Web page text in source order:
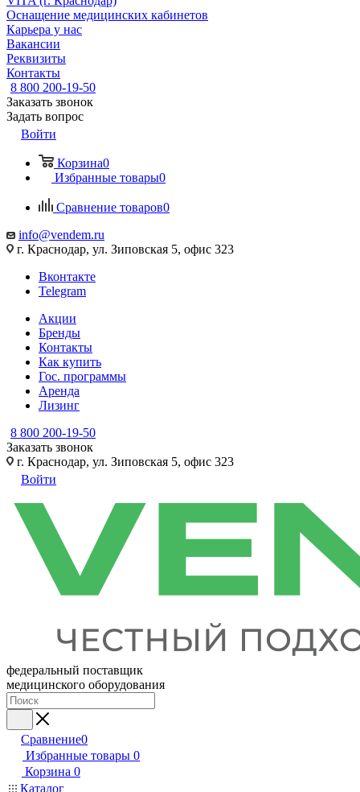
Оснащение медицинских кабинетов
Карьера у нас
Вакансии
Реквизиты
Контакты
8 800 200-19-50
Заказать звонок
Задать вопрос
Войти
Корзина0
Избранные товары0
Сравнение товаров0
info@vendem.ru
г. Краснодар, ул. Зиповская 5, офис 323
Вконтакте
Telegram
Акции
Бренды
Контакты
Как купить
Гос. программы
Аренда
Лизинг
8 800 200-19-50
Заказать звонок
г. Краснодар, ул. Зиповская 5, офис 323
Войти
федеральный поставщик
медицинского оборудования
Сравнение0
Избранные товары 0
Корзина 0
Каталог